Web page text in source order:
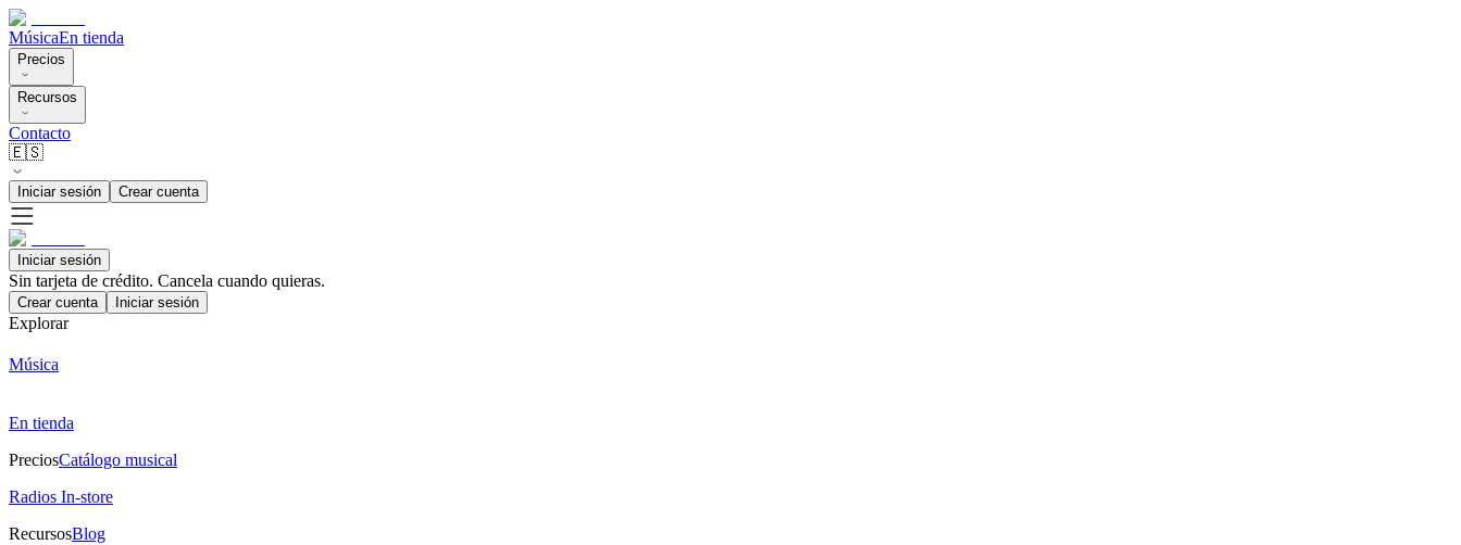
MúsicaEn tienda
Precios
Recursos
Contacto
🇪🇸
Iniciar sesión Crear cuenta
Iniciar sesión
Sin tarjeta de crédito. Cancela cuando quieras.
Crear cuenta Iniciar sesión
Explorar
Música
En tienda
PreciosCatálogo musical
Radios In-store
RecursosBlog